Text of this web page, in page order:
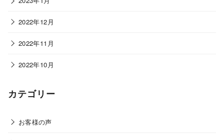
2022年12月
2022年11月
2022年10月
カテゴリー
お客様の声